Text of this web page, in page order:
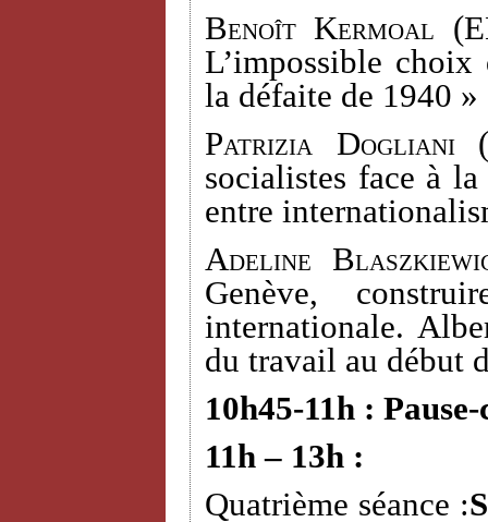
Benoît Kermoal
L’impossible
la défaite de 1940 »
Patrizia Dogliani
socialistes face à
entre
Adeline
Genève,
internationale.
du travail au début
10h45-11h : Pause-
11h – 13h :
Quatrième séance :